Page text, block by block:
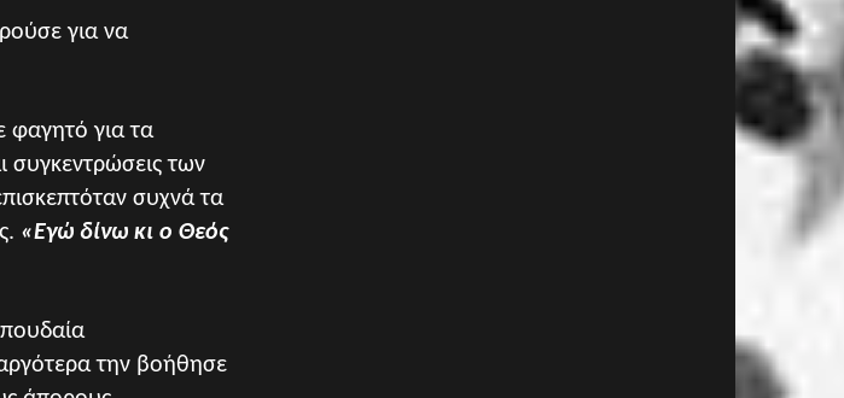
για να
φαγητό για τα
συγκεντρώσεις των
συχνά τα
«Εγώ δίνω κι ο Θεός
την βοήθησε